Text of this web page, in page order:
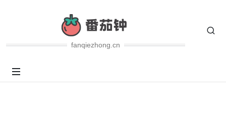
fanqiezhong.cn